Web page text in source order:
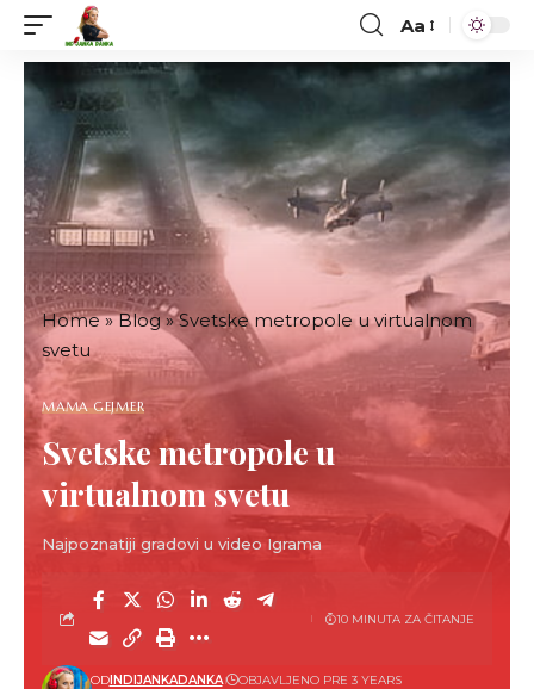
Font
Resizer
Aa
Home»Blog»Svetske metropole u virtualnom
svetu
MAMA GEJMER
Svetske metropole u
virtualnom svetu
Najpoznatiji gradovi u video Igrama
ODINDIJANKADANKA OBJAVLJENO PRE 3 YEARS
10 MINUTA ZA ČITANJE